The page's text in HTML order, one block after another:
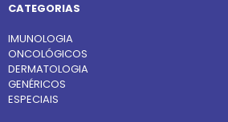
CATEGORIAS
IMUNOLOGIA
ONCOLÓGICOS
DERMATOLOGIA
GENÉRICOS
ESPECIAIS